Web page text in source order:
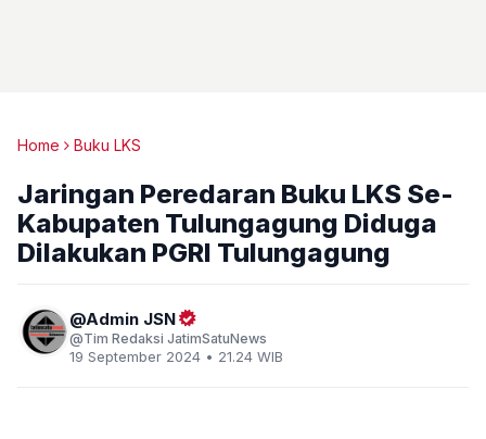
Home Buku LKS
Jaringan Peredaran Buku LKS Se-
Kabupaten Tulungagung Diduga
Dilakukan PGRI Tulungagung
Admin JSN
Tim Redaksi JatimSatuNews
19 September 2024 • 21.24 WIB